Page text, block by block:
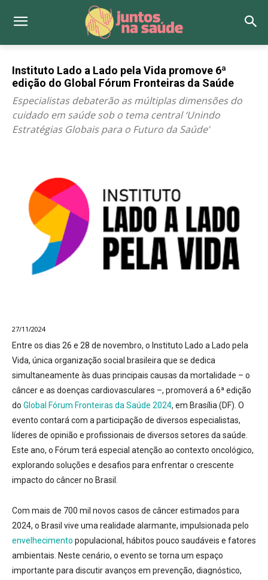
Instituto Lado a Lado pela Vida promove 6ª
edição do Global Fórum Fronteiras da Saúde
Especialistas debaterão as múltiplas dimensões do
cuidado em saúde sob o tema central ‘Unindo
Estratégias Globais para o Futuro da Saúde’
27/11/2024
Entre os dias 26 e 28 de novembro, o Instituto Lado a Lado pela
Vida, única organização social brasileira que se dedica
simultaneamente às duas principais causas da mortalidade – o
câncer e as doenças cardiovasculares –, promoverá a 6ª edição
do Global Fórum Fronteiras da Saúde 2024, em Brasília (DF). O
evento contará com a participação de diversos especialistas,
líderes de opinião e profissionais de diversos setores da saúde.
Este ano, o Fórum terá especial atenção ao contexto oncológico,
explorando soluções e desafios para enfrentar o crescente
impacto do câncer no Brasil.
Com mais de 700 mil novos casos de câncer estimados para
2024, o Brasil vive uma realidade alarmante, impulsionada pelo
envelhecimento populacional, hábitos pouco saudáveis e fatores
ambientais. Neste cenário, o evento se torna um espaço
importante para discutir avanços em prevenção, diagnóstico,